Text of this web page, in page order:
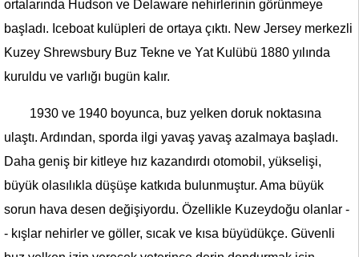
ortalarında Hudson ve Delaware nehirlerinin görünmeye
başladı. Iceboat kulüpleri de ortaya çıktı. New Jersey merkezli
Kuzey Shrewsbury Buz Tekne ve Yat Kulübü 1880 yılında
kuruldu ve varlığı bugün kalır.
1930 ve 1940 boyunca, buz yelken doruk noktasına
ulaştı. Ardından, sporda ilgi yavaş yavaş azalmaya başladı.
Daha geniş bir kitleye hız kazandırdı otomobil, yükselişi,
büyük olasılıkla düşüşe katkıda bulunmuştur. Ama büyük
sorun hava desen değişiyordu. Özellikle Kuzeydoğu olanlar -
- kışlar nehirler ve göller, sıcak ve kısa büyüdükçe. Güvenli